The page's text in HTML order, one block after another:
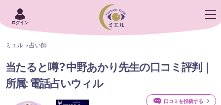
ログイン
ミエル 占い師
当たると噂？中野あかり先生の口コミ評判｜
所属: 電話占いウィル
口コミを投稿する